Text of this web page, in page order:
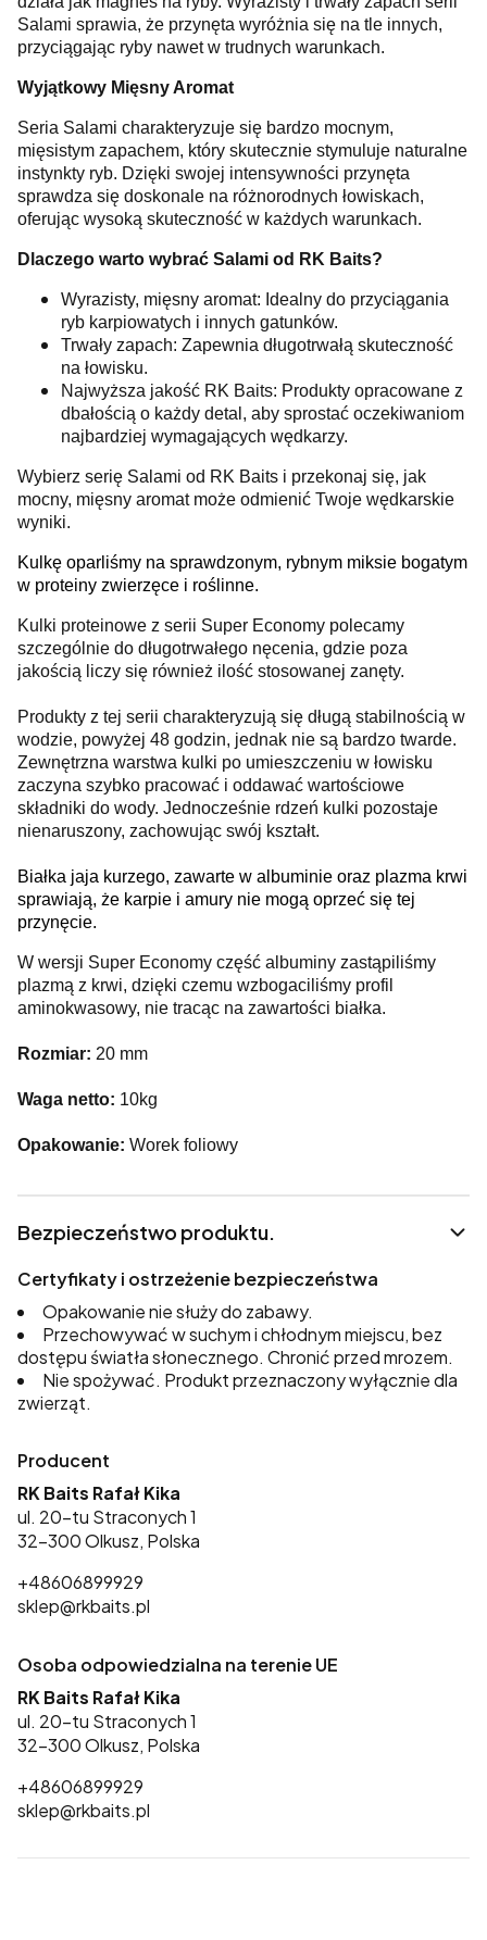
Salami sprawia, że przynęta wyróżnia się na tle innych,
przyciągając ryby nawet w trudnych warunkach.
Wyjątkowy Mięsny Aromat
Seria Salami charakteryzuje się bardzo mocnym,
mięsistym zapachem, który skutecznie stymuluje naturalne
instynkty ryb. Dzięki swojej intensywności przynęta
sprawdza się doskonale na różnorodnych łowiskach,
oferując wysoką skuteczność w każdych warunkach.
Dlaczego warto wybrać Salami od RK Baits?
Wyrazisty, mięsny aromat: Idealny do przyciągania
ryb karpiowatych i innych gatunków.
Trwały zapach: Zapewnia długotrwałą skuteczność
na łowisku.
Najwyższa jakość RK Baits: Produkty opracowane z
dbałością o każdy detal, aby sprostać oczekiwaniom
najbardziej wymagających wędkarzy.
Wybierz serię Salami od RK Baits i przekonaj się, jak
mocny, mięsny aromat może odmienić Twoje wędkarskie
wyniki.
Kulkę oparliśmy na sprawdzonym, rybnym miksie bogatym
w proteiny zwierzęce i roślinne.
Kulki proteinowe z serii Super Economy polecamy
szczególnie do długotrwałego nęcenia, gdzie poza
jakością liczy się również ilość stosowanej zanęty.
Produkty z tej serii charakteryzują się długą stabilnością w
wodzie, powyżej 48 godzin, jednak nie są bardzo twarde.
Zewnętrzna warstwa kulki po umieszczeniu w łowisku
zaczyna szybko pracować i oddawać wartościowe
składniki do wody. Jednocześnie rdzeń kulki pozostaje
nienaruszony, zachowując swój kształt.
Białka jaja kurzego, zawarte w albuminie oraz plazma krwi
sprawiają, że karpie i amury nie mogą oprzeć się tej
przynęcie.
W wersji Super Economy część albuminy zastąpiliśmy
plazmą z krwi, dzięki czemu wzbogaciliśmy profil
aminokwasowy, nie tracąc na zawartości białka.
Rozmiar: 20 mm
Waga netto: 10kg
Opakowanie: Worek foliowy
Bezpieczeństwo produktu.
Certyfikaty i ostrzeżenie bezpieczeństwa
Opakowanie nie służy do zabawy.
Przechowywać w suchym i chłodnym miejscu, bez
dostępu światła słonecznego. Chronić przed mrozem.
Nie spożywać. Produkt przeznaczony wyłącznie dla
zwierząt.
Producent
RK Baits Rafał Kika
ul. 20-tu Straconych 1
32-300 Olkusz, Polska
+48606899929
sklep@rkbaits.pl
Osoba odpowiedzialna na terenie UE
RK Baits Rafał Kika
ul. 20-tu Straconych 1
32-300 Olkusz, Polska
+48606899929
sklep@rkbaits.pl